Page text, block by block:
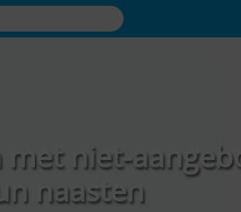
niet-
naasten